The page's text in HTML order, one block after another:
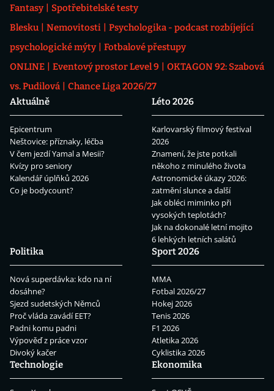
Fantasy
Spotřebitelské testy
Blesku
Nemovitosti
Psychologika - podcast rozbíjející
psychologické mýty
Fotbalové přestupy
ONLINE
Eventový prostor Level 9
OKTAGON 92: Szabová
vs. Pudilová
Chance Liga 2026/27
Aktuálně
Epicentrum
Neštovice: příznaky, léčba
V čem jezdí Yamal a Mesii?
Kvízy pro seniory
Kalendář úplňků 2026
Co je bodycount?
Léto 2026
Karlovarský filmový festival
2026
Znamení, že jste potkali
někoho z minulého života
Astronomické úkazy 2026:
zatmění slunce a další
Jak obléci miminko při
vysokých teplotách?
Jak na dokonalé letní mojito
6 lehkých letních salátů
Politika
Nová superdávka: kdo na ní
dosáhne?
Sjezd sudetských Němců
Proč vláda zavádí EET?
Padni komu padni
Výpověď z práce vzor
Divoký kačer
Sport 2026
MMA
Fotbal 2026/27
Hokej 2026
Tenis 2026
F1 2026
Atletika 2026
Cyklistika 2026
Technologie
Ekonomika